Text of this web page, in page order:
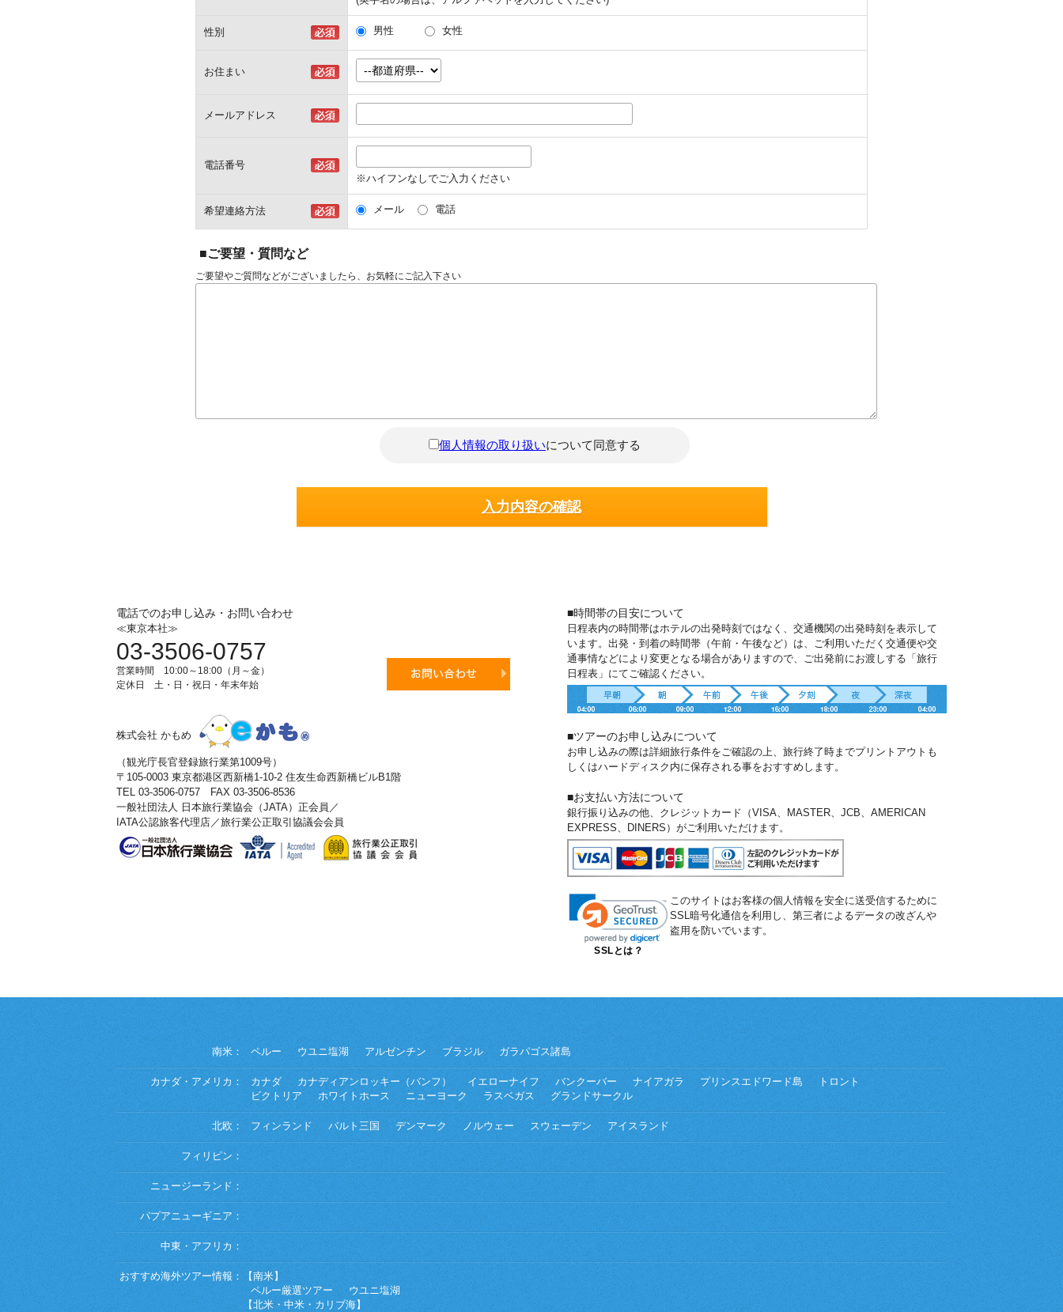
性別 男性 女性
お住まい
メールアドレス
電話番号
※ハイフンなしでご入力ください
希望連絡方法 メール 電話
■ご要望・質問など
ご要望やご質問などがございましたら、お気軽にご記入下さい
個人情報の取り扱いについて同意する
電話でのお申し込み・お問い合わせ
≪東京本社≫
03-3506-0757
営業時間 10:00～18:00（月～金）
定休日 土・日・祝日・年末年始
株式会社 かもめ
（観光庁長官登録旅行業第1009号）
〒105-0003 東京都港区西新橋1-10-2 住友生命西新橋ビルB1階
TEL 03-3506-0757 FAX 03-3506-8536
一般社団法人 日本旅行業協会（JATA）正会員／
IATA公認旅客代理店／旅行業公正取引協議会会員
■時間帯の目安について
日程表内の時間帯はホテルの出発時刻ではなく、交通機関の出発時刻を表示して
います。出発・到着の時間帯（午前・午後など）は、ご利用いただく交通便や交
通事情などにより変更となる場合がありますので、ご出発前にお渡しする「旅行
日程表」にてご確認ください。
■ツアーのお申し込みについて
お申し込みの際は詳細旅行条件をご確認の上、旅行終了時までプリントアウトも
しくはハードディスク内に保存される事をおすすめします。
■お支払い方法について
銀行振り込みの他、クレジットカード（VISA、MASTER、JCB、AMERICAN
EXPRESS、DINERS）がご利用いただけます。
SSLとは？
このサイトはお客様の個人情報を安全に送受信するために
SSL暗号化通信を利用し、第三者によるデータの改ざんや
盗用を防いでいます。
南米： ペルー ウユニ塩湖 アルゼンチン ブラジル ガラパゴス諸島
カナダ・アメリカ： カナダ カナディアンロッキー（バンフ） イエローナイフ バンクーバー ナイアガラ プリンスエドワード島
トロント
ビクトリア
ホワイトホース ニューヨーク ラスベガス グランドサークル
北欧： フィンランド バルト三国 デンマーク ノルウェー スウェーデン アイスランド
フィリピン：
ニュージーランド：
パプアニューギニア：
中東・アフリカ：
おすすめ海外ツアー情報：
【南米】
ペルー厳選ツアー
ウユニ塩湖
【北米・中米・カリブ海】